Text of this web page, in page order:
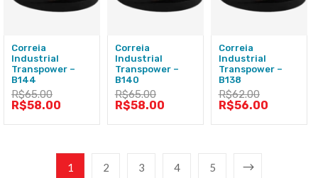
Correia
Industrial
Transpower –
B144
R$65.00
R$58.00
Correia
Industrial
Transpower –
B140
R$65.00
R$58.00
Correia
Industrial
Transpower –
B138
R$62.00
R$56.00
1 2 3 4 5